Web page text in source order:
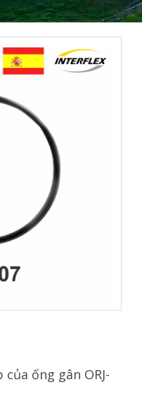
ống gân ORJ-